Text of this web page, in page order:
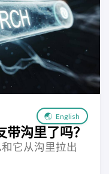
🌏 English
沟里了吗？
它从沟里拉出